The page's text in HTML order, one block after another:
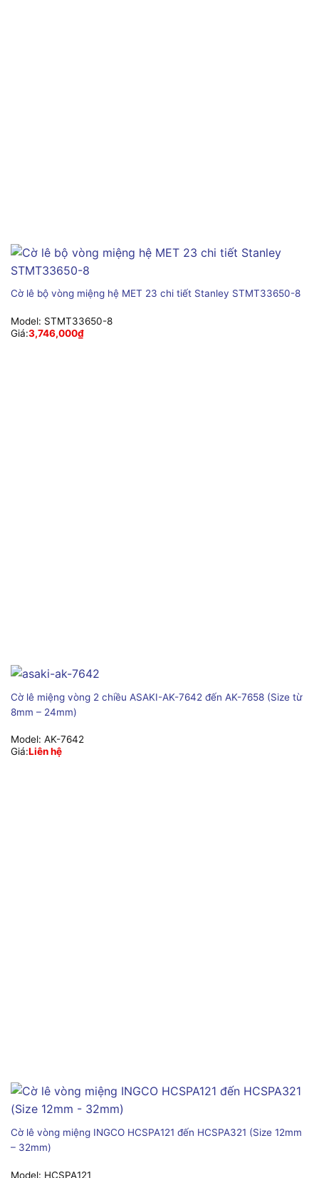
Cờ lê bộ vòng miệng hệ MET 23 chi tiết Stanley STMT33650-8
Model: STMT33650-8
Giá:3,746,000₫
Cờ lê miệng vòng 2 chiều ASAKI-AK-7642 đến AK-7658 (Size từ
8mm – 24mm)
Model: AK-7642
Giá:Liên hệ
Cờ lê vòng miệng INGCO HCSPA121 đến HCSPA321 (Size 12mm
– 32mm)
Model: HCSPA121